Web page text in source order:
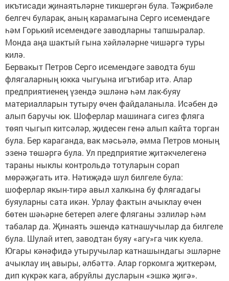
икътисади җинаятьләрне тикшергән була. Тәҗрибәле
белгеч буларак, аның карамагына Серго исемендәге
һәм Горький исемендәге заводларны тапшыралар.
Монда аңа шактый гына хәйләләрне чишәргә туры
килә.
Бервакыт Петров Серго исемендәге заводта буш
флягаларның юкка чыгуына игътибар итә. Алар
предприятиенең үзендә эшләнә һәм лак-буяу
материалларын тутыру өчен файдаланыла. Исәбен дә
алып баручы юк. Шоферлар машинага сигез фляга
төяп чыгып китсәләр, җидесен генә алып кайта торган
була. Бер караганда, вак мәсьәлә, әмма Петров моның
эзенә төшәргә була. Ул предприятие җитәкчелегенә
тараны ныклы контрольдә тотуларын сорап
мөрәҗәгать итә. Нәтиҗәдә шул билгеле була:
шоферлар якын-тирә авыл халкына бу флягадагы
буяуларны сата икән. Урлау фактын ачыклау өчен
бөтен шәһәрне бетереп әлеге фляганы эзлиләр һәм
табалар да. Җинаять эшендә катнашучылар да билгеле
була. Шулай итеп, заводтан буяу «агу»га чик куела.
Югары кәнәфидә утыручылар катнашындагы эшләрне
ачыклау иң авыры, әлбәттә. Алар горкомга җиткерәм,
дип күкрәк кага, абруйлы дусларын «эшкә җигә».